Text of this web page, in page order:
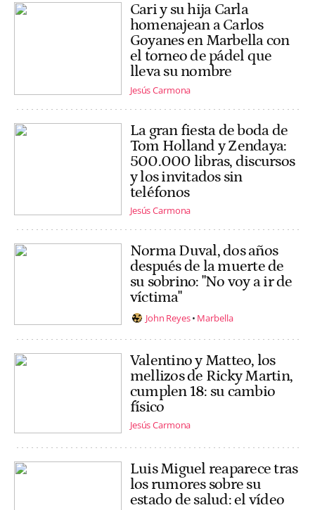
Cari y su hija Carla
homenajean a Carlos
Goyanes en Marbella con
el torneo de pádel que
lleva su nombre
Jesús Carmona
La gran fiesta de boda de
Tom Holland y Zendaya:
500.000 libras, discursos
y los invitados sin
teléfonos
Jesús Carmona
Norma Duval, dos años
después de la muerte de
su sobrino: "No voy a ir de
víctima"
John Reyes Marbella
Valentino y Matteo, los
mellizos de Ricky Martin,
cumplen 18: su cambio
físico
Jesús Carmona
Luis Miguel reaparece tras
los rumores sobre su
estado de salud: el vídeo